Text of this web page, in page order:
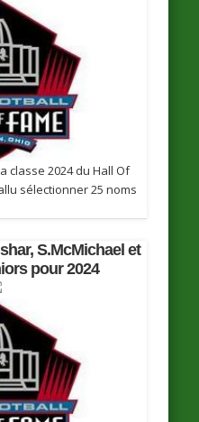
classe 2024 du Hall Of
sélectionner 25 noms
S.McMichael et
pour 2024